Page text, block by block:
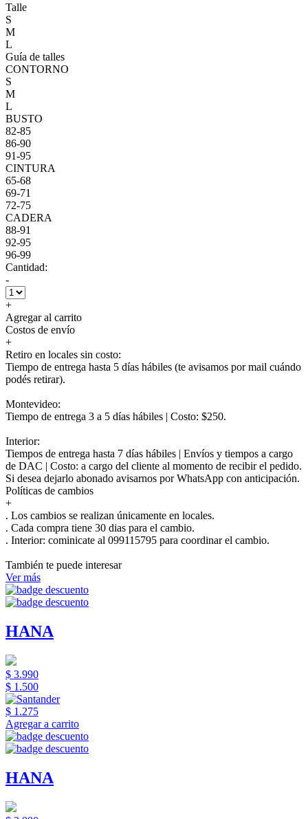
Talle
S
M
L
Guía de talles
CONTORNO
S
M
L
BUSTO
82-85
86-90
91-95
CINTURA
65-68
69-71
72-75
CADERA
88-91
92-95
96-99
Cantidad:
-
+
Agregar al carrito
Costos de envío
+
Retiro en locales sin costo:
Tiempo de entrega hasta 5 días hábiles (te avisamos por mail cuándo
podés retirar).
Montevideo:
Tiempo de entrega 3 a 5 días hábiles | Costo: $250.
Interior:
Tiempos de entrega hasta 7 días hábiles | Envíos y tiempos a cargo
de DAC | Costo: a cargo del cliente al momento de recibir el pedido.
Si desea dejarlo abonado avisarnos por WhatsApp con anticipación.
Políticas de cambios
+
. Los cambios se realizan únicamente en locales.
. Cada compra tiene 30 dias para el cambio.
. Interior: cominicate al 099115795 para coordinar el cambio.
También te puede interesar
Ver más
HANA
$ 3.990
$ 1.500
$ 1.275
Agregar a carrito
HANA